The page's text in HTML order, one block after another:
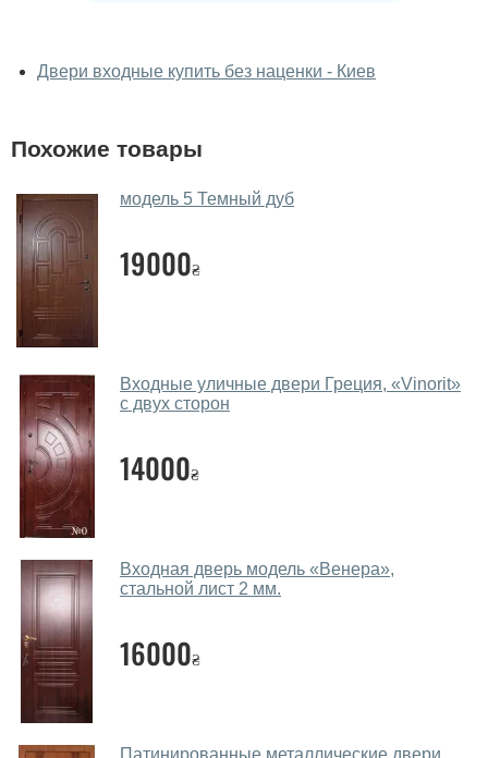
входные вживую?
Да, у нас большой выбор межкомнатных и входных
дверей.
Помогаете ли вы выбрать двери
Да. Мы консультируем покупателей
через мессенджеры, онлайн чат или непосредственно
в нашем салоне-магазине.
Какие двери входные посоветуете?
Наши рекомендации зависят от необходимых
параметров, Вашего бюджета и других факторов.
Подбор входных дверей ведется индивидуально для
каждого посетителя.
Да, делаем. Наши специалисты могут произвести
замер и консультацию на выезде. Каждый сотрудник
имеет с собой каталоги цветов и узоров. После
замера и консультации Вы можете оформить заявку
не посещая наш офис.
Двери входные купить без наценки - Киев
Похожие товары
модель 5 Темный дуб
19000₴
Входные уличные двери Греция, «Vinorit»
с двух сторон
14000₴
Входная дверь модель «Венера»,
стальной лист 2 мм.
16000₴
Патинированные металлические двери,